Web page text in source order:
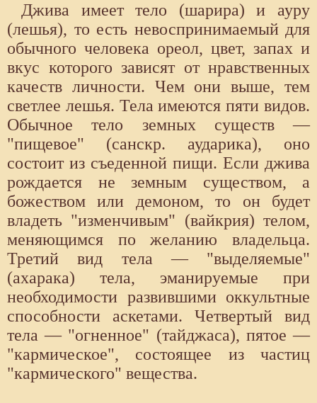
Джива имеет тело (шарира) и ауру
(лешья), то есть невоспринимаемый для
обычного человека ореол, цвет, запах и
вкус которого зависят от нравственных
качеств личности. Чем они выше, тем
светлее лешья. Тела имеются пяти видов.
Обычное тело земных существ —
"пищевое" (санскр. аударика), оно
состоит из съеденной пищи. Если джива
рождается не земным существом, а
божеством или демоном, то он будет
владеть "изменчивым" (вайкрия) телом,
меняющимся по желанию владельца.
Третий вид тела — "выделяемые"
(ахарака) тела, эманируемые при
необходимости развившими оккультные
способности аскетами. Четвертый вид
тела — "огненное" (тайджаса), пятое —
"кармическое", состоящее из частиц
"кармического" вещества.